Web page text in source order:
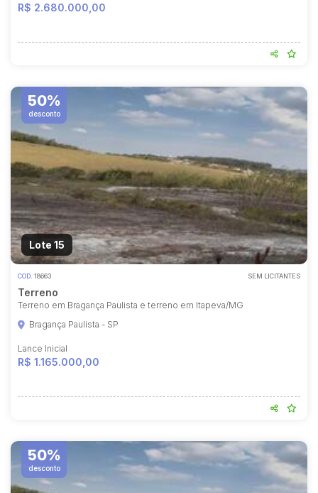
R$ 2.680.000,00
50%
desconto
Lote 15
COD. 18663 SEM LICITANTES
Terreno
Terreno em Bragança Paulista e terreno em Itapeva/MG
Bragança Paulista - SP
Lance Inicial
R$ 1.165.000,00
50%
desconto